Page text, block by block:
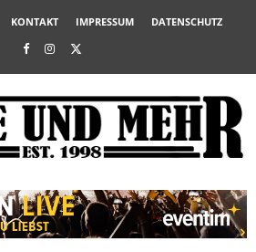
KONTAKT IMPRESSUM DATENSCHUTZ